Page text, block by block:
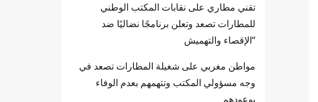
تقني مطاري على نقابات المكتب الوطني
للمطارات تصعد وتعلن برنامجًا نضاليًا ضد
“الإقصاء والتهميش
مواطن مغربي على شغيلة المطارات تصعد في
وجه مسؤولي المكتب وتتهمهم بعدم الوفاء
بوعودهم